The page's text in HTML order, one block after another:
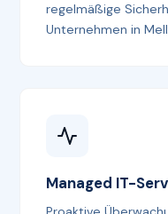
regelmäßige
Unternehmen in
Managed IT-